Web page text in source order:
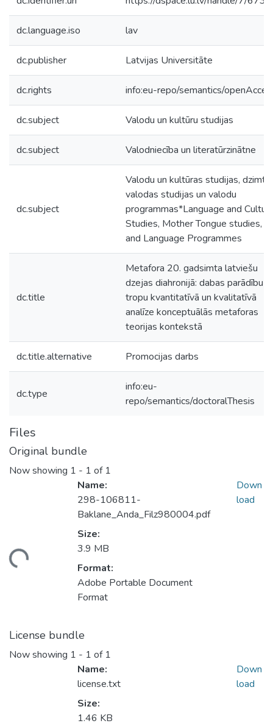
dc.language.iso lav
dc.publisher Latvijas Universitāte
dc.rights info:eu-repo/semantics/
dc.subject Valodu un kultūru studijas
dc.subject Valodniecība un literatūrzinātne
dc.subject
Valodu un kultūras studijas,
valodas studijas un valodu
programmas*Language and
Studies, Mother Tongue studies,
and Language Programmes
dc.title
Metafora 20. gadsimta latviešu
dzejas diahronijā: dabas parādību
tropu kvantitatīvā un kvalitatīvā
analīze konceptuālās metaforas
teorijas kontekstā
dc.title.alternative Promocijas darbs
dc.type
info:eu-
repo/semantics/doctoralThesis
Files
Original bundle
Now showing 1 - 1 of 1
Name:
298-106811-
Baklane_Anda_Filz980004.pdf
Size:
3.9 MB
Format:
Adobe Portable Document
Format
Down
load
License bundle
Now showing 1 - 1 of 1
Name:
license.txt
Size:
1.46 KB
Down
load